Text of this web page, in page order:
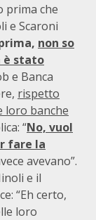
prima che
e Scaroni
non so
è stato
e Banca
rispetto
loro banche
“No, vuol
fare la
avevano”.
e il
“Eh certo,
loro